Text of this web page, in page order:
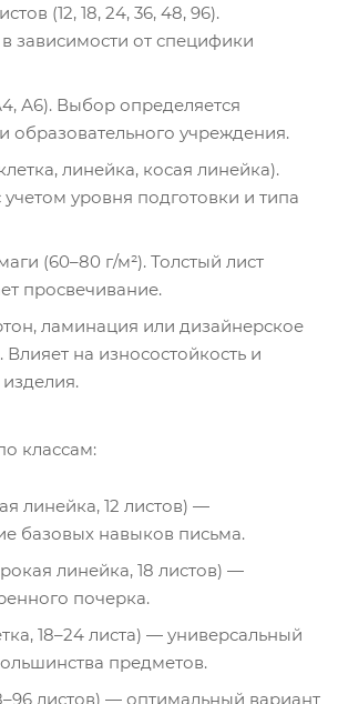
(12, 18, 24, 36, 48, 96).
зависимости от специфики
А6). Выбор определяется
образовательного учреждения.
линейка, косая линейка).
уровня подготовки и типа
(60–80 г/м²). Толстый лист
просвечивание.
ламинация или дизайнерское
на износостойкость и
классам:
линейка, 12 листов) —
базовых навыков письма.
линейка, 18 листов) —
почерка.
18–24 листа) — универсальный
предметов.
листов) — оптимальный вариант